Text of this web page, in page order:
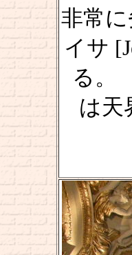
非常
イサ
る。
は天